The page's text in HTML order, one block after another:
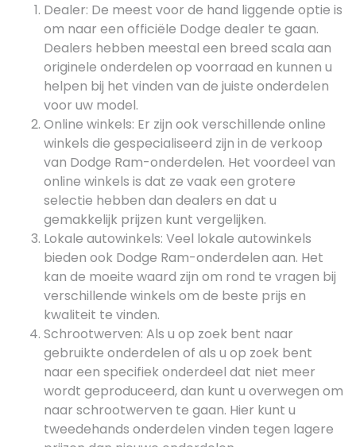
Dealer: De meest voor de hand liggende optie is
om naar een officiële Dodge dealer te gaan.
Dealers hebben meestal een breed scala aan
originele onderdelen op voorraad en kunnen u
helpen bij het vinden van de juiste onderdelen
voor uw model.
Online winkels: Er zijn ook verschillende online
winkels die gespecialiseerd zijn in de verkoop
van Dodge Ram-onderdelen. Het voordeel van
online winkels is dat ze vaak een grotere
selectie hebben dan dealers en dat u
gemakkelijk prijzen kunt vergelijken.
Lokale autowinkels: Veel lokale autowinkels
bieden ook Dodge Ram-onderdelen aan. Het
kan de moeite waard zijn om rond te vragen bij
verschillende winkels om de beste prijs en
kwaliteit te vinden.
Schrootwerven: Als u op zoek bent naar
gebruikte onderdelen of als u op zoek bent
naar een specifiek onderdeel dat niet meer
wordt geproduceerd, dan kunt u overwegen om
naar schrootwerven te gaan. Hier kunt u
tweedehands onderdelen vinden tegen lagere